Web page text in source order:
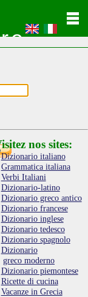
nos sites:
Dizionario italiano
Grammatica italiana
Verbi Italiani
Dizionario-latino
Dizionario greco antico
Dizionario francese
Dizionario inglese
Dizionario tedesco
Dizionario spagnolo
Dizionario
greco moderno
Dizionario piemontese
Ricette di cucina
Vacanze in Grecia